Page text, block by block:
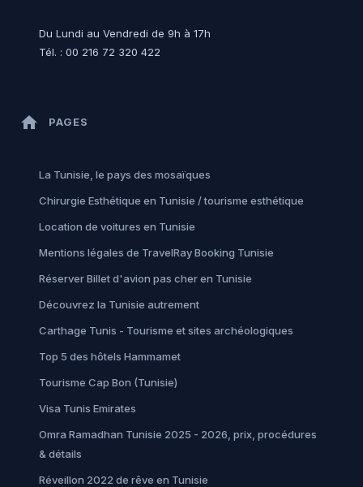
Du Lundi au Vendredi de 9h à 17h
Tél. : 00 216 72 320 422
home PAGES
La Tunisie, le pays des mosaïques
Chirurgie Esthétique en Tunisie / tourisme esthétique
Location de voitures en Tunisie
Mentions légales de TravelRay Booking Tunisie
Réserver Billet d'avion pas cher en Tunisie
Découvrez la Tunisie autrement
Carthage Tunis - Tourisme et sites archéologiques
Top 5 des hôtels Hammamet
Tourisme Cap Bon (Tunisie)
Visa Tunis Emirates
Omra Ramadhan Tunisie 2025 - 2026, prix, procédures
& détails
Réveillon 2022 de rêve en Tunisie